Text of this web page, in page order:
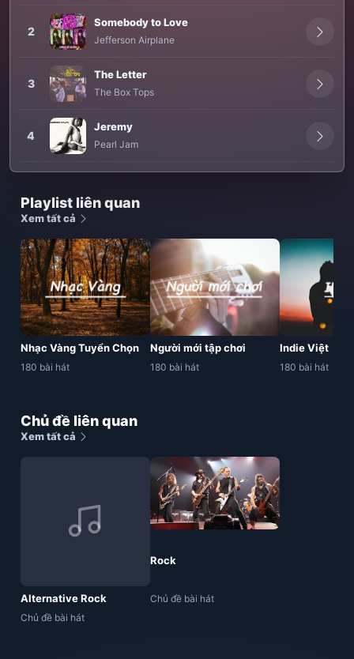
2
Somebody to Love
Jefferson Airplane
3
The Letter
The Box Tops
4
Jeremy
Pearl Jam
Playlist liên quan
Xem tất cả
Nhạc Vàng Tuyển Chọn
180 bài hát
Người mới tập chơi
180 bài hát
Indie Việt
180 bài hát
Chủ đề liên quan
Xem tất cả
Alternative Rock
Chủ đề bài hát
Rock
Chủ đề bài hát